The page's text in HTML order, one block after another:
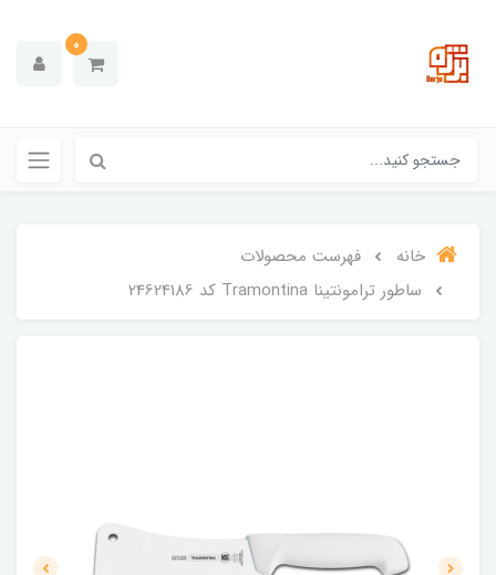
0
خانه
فهرست محصولات
ساطور ترامونتینا Tramontina کد 24624186